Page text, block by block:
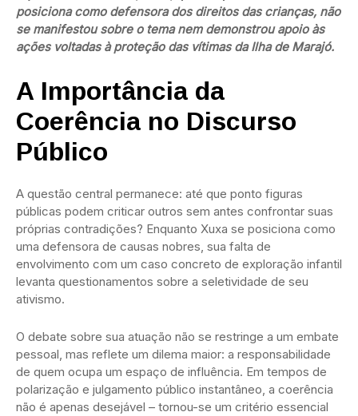
posiciona como defensora dos direitos das crianças, não
se manifestou sobre o tema nem demonstrou apoio às
ações voltadas à proteção das vítimas da Ilha de Marajó.
A Importância da
Coerência no Discurso
Público
A questão central permanece: até que ponto figuras
públicas podem criticar outros sem antes confrontar suas
próprias contradições? Enquanto Xuxa se posiciona como
uma defensora de causas nobres, sua falta de
envolvimento com um caso concreto de exploração infantil
levanta questionamentos sobre a seletividade de seu
ativismo.
O debate sobre sua atuação não se restringe a um embate
pessoal, mas reflete um dilema maior: a responsabilidade
de quem ocupa um espaço de influência. Em tempos de
polarização e julgamento público instantâneo, a coerência
não é apenas desejável – tornou-se um critério essencial